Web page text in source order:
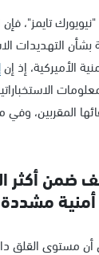
تايمز"، فإن
التهديدات
الأميركية، إذ إن
المقربين، وفي
ضمن أكثر
مشددة
مستوى القلق